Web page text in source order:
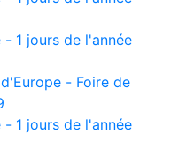
1 jours de l'année
- Foire de
1 jours de l'année